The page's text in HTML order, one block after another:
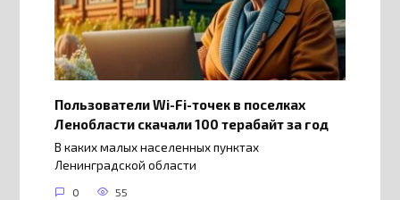
Пользователи Wi-Fi-точек в поселках
Ленобласти скачали 100 терабайт за год
В каких малых населенных пунктах
Ленинградской области
0 55